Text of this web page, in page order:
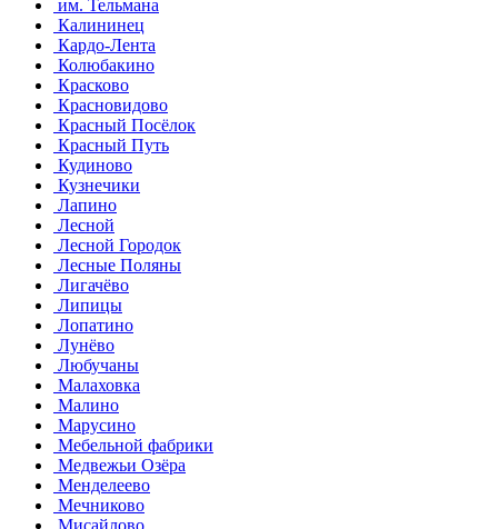
им. Тельмана
Калининец
Кардо-Лента
Колюбакино
Красково
Красновидово
Красный Посёлок
Красный Путь
Кудиново
Кузнечики
Лапино
Лесной
Лесной Городок
Лесные Поляны
Лигачёво
Липицы
Лопатино
Лунёво
Любучаны
Малаховка
Малино
Марусино
Мебельной фабрики
Медвежьи Озёра
Менделеево
Мечниково
Мисайлово